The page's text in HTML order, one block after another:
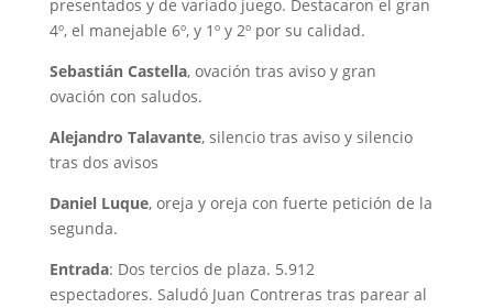
presentados y de variado juego. Destacaron el gran
4º, el manejable 6º, y 1º y 2º por su calidad.
Sebastián Castella, ovación tras aviso y gran
ovación con saludos.
Alejandro Talavante, silencio tras aviso y silencio
tras dos avisos
Daniel Luque, oreja y oreja con fuerte petición de la
segunda.
Entrada: Dos tercios de plaza. 5.912
espectadores. Saludó Juan Contreras tras parear al